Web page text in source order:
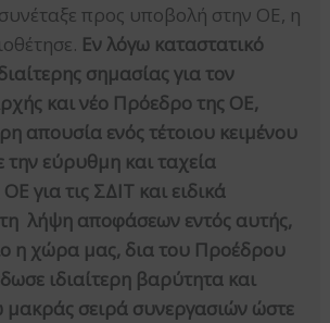
προς υποβολή στην ΟΕ, η
Εν λόγω καταστατικό
σημασίας για τον
και νέο Πρόεδρο της ΟΕ,
απουσία ενός τέτοιου κειμένου
την εύρυθμη και ταχεία
για τις ΣΔΙΤ και ειδικά
λήψη αποφάσεων εντός αυτής,
η χώρα μας, δια του Προέδρου
ιδιαίτερη βαρύτητα και
μακράς σειρά συνεργασιών ώστε